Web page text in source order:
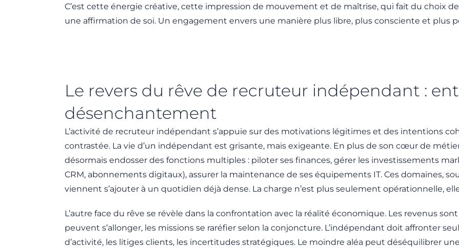
C’est cette énergie créative, cette impression de mouvement et de maîtrise, qui fait du choix
une affirmation de soi. Un engagement envers une manière plus libre, plus consciente et plus
Le revers du rêve de recruteur indépendant :
désenchantement
L’activité de recruteur indépendant s’appuie sur des motivations légitimes et des intentions
contrastée. La vie d’un indépendant est grisante, mais exigeante. En plus de son cœur de
désormais endosser des fonctions multiples : piloter ses finances, gérer les investissements
CRM, abonnements digitaux), assurer la maintenance de ses équipements IT. Ces domaines,
viennent s’ajouter à un quotidien déjà dense. La charge n’est plus seulement opérationnelle,
L’autre face du rêve se révèle dans la confrontation avec la réalité économique. Les revenus
peuvent s’allonger, les missions se raréfier selon la conjoncture. L’indépendant doit affronter
d’activité, les litiges clients, les incertitudes stratégiques. Le moindre aléa peut déséquilibrer